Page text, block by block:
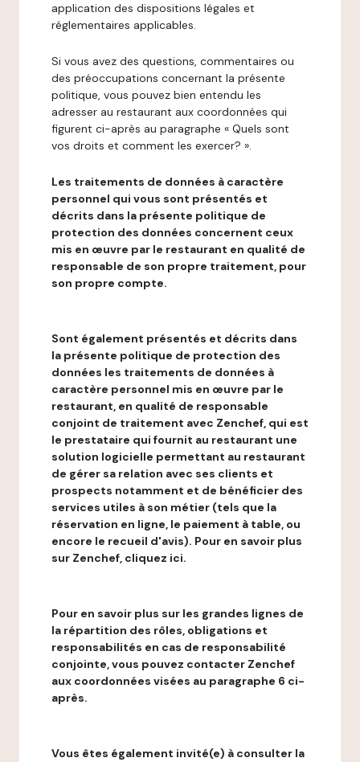
application des dispositions légales et
réglementaires applicables.
Si vous avez des questions, commentaires ou
des préoccupations concernant la présente
politique, vous pouvez bien entendu les
adresser au restaurant aux coordonnées qui
figurent ci-après au paragraphe « Quels sont
vos droits et comment les exercer? ».
Les traitements de données à caractère
personnel qui vous sont présentés et
décrits dans la présente politique de
protection des données concernent ceux
mis en œuvre par le restaurant en qualité de
responsable de son propre traitement, pour
son propre compte.
Sont également présentés et décrits dans
la présente politique de protection des
données les traitements de données à
caractère personnel mis en œuvre par le
restaurant, en qualité de responsable
conjoint de traitement avec Zenchef, qui est
le prestataire qui fournit au restaurant une
solution logicielle permettant au restaurant
de gérer sa relation avec ses clients et
prospects notamment et de bénéficier des
services utiles à son métier (tels que la
réservation en ligne, le paiement à table, ou
encore le recueil d'avis). Pour en savoir plus
sur Zenchef, cliquez ici.
Pour en savoir plus sur les grandes lignes de
la répartition des rôles, obligations et
responsabilités en cas de responsabilité
conjointe, vous pouvez contacter Zenchef
aux coordonnées visées au paragraphe 6 ci-
après.
Vous êtes également invité(e) à consulter la